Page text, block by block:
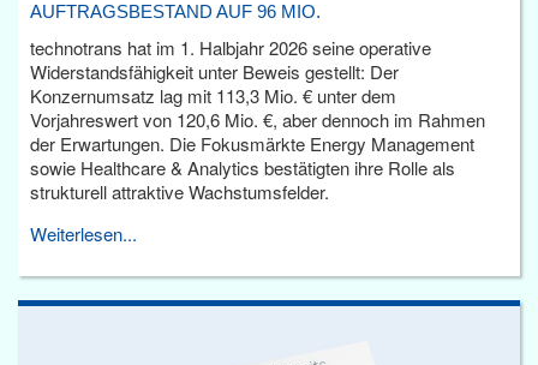
AUFTRAGSBESTAND AUF 96 MIO.
technotrans hat im 1. Halbjahr 2026 seine operative
Widerstandsfähigkeit unter Beweis gestellt: Der
Konzernumsatz lag mit 113,3 Mio. € unter dem
Vorjahreswert von 120,6 Mio. €, aber dennoch im Rahmen
der Erwartungen. Die Fokusmärkte Energy Management
sowie Healthcare & Analytics bestätigten ihre Rolle als
strukturell attraktive Wachstumsfelder.
Weiterlesen...